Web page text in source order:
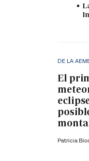
DE LA
El
Patricia